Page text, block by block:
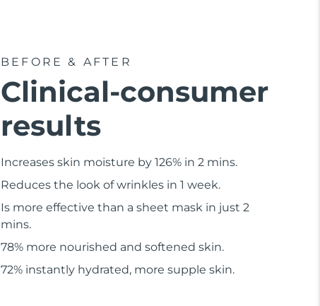
BEFORE & AFTER
Clinical-consumer
results
Increases skin moisture by 126% in 2 mins.
Reduces the look of wrinkles in 1 week.
Is more effective than a sheet mask in just 2
mins.
78% more nourished and softened skin.
72% instantly hydrated, more supple skin.